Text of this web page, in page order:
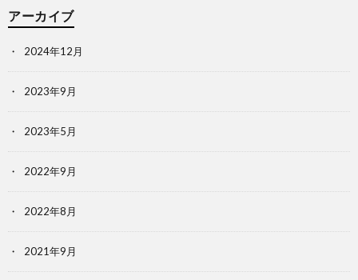
アーカイブ
2024年12月
2023年9月
2023年5月
2022年9月
2022年8月
2021年9月